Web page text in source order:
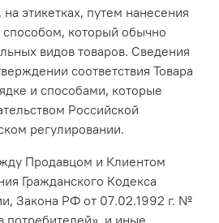
этикетках, путем нанесения
который обычно
видов товаров. Сведения
соответствия Товара
и способами, которые
Российской
регулировании.
Продавцом и Клиентом
Гражданского Кодекса
Закона РФ от 07.02.1992 г. №
потребителей», и иные